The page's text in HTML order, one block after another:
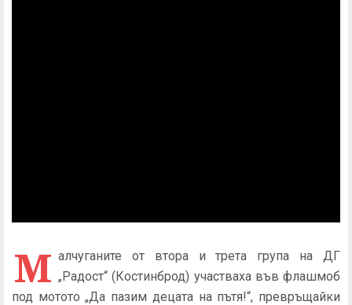
М алчуганите от втора и трета група на ДГ
„Радост“ (Костинброд) участваха във флашмоб
под мотото „Да пазим децата на пътя!“, превръщайки